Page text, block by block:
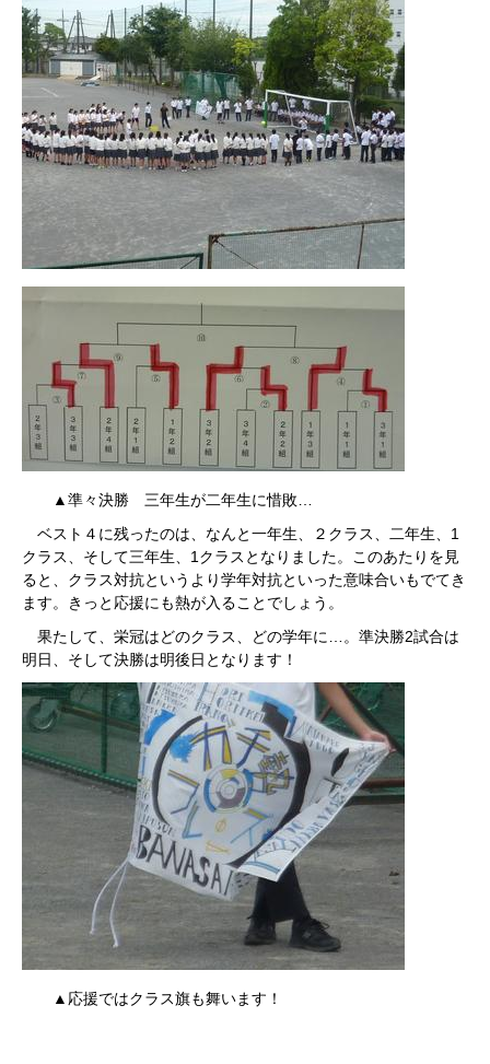
▲準々決勝 三年生が二年生に惜敗…
ベスト４に残ったのは、なんと一年生、２クラス、二年生、1
クラス、そして三年生、1クラスとなりました。このあたりを見
ると、クラス対抗というより学年対抗といった意味合いもでてき
ます。きっと応援にも熱が入ることでしょう。
果たして、栄冠はどのクラス、どの学年に…。準決勝2試合は
明日、そして決勝は明後日となります！
▲応援ではクラス旗も舞います！